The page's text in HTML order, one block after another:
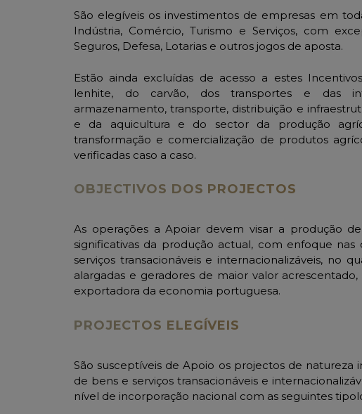
São elegíveis os investimentos de empresas em
Indústria, Comércio, Turismo e Serviços, com
Seguros, Defesa, Lotarias e outros jogos de aposta.
Estão ainda excluídas de acesso a estes
lenhite, do carvão, dos transportes e das
armazenamento, transporte, distribuição e
e da aquicultura e do sector da produção
transformação e comercialização de produtos
verificadas caso a caso.
OBJECTIVOS DOS PROJECTOS
As operações a Apoiar devem visar a produção
significativas da produção actual, com enfoque
serviços transacionáveis e internacionalizáveis, no
alargadas e geradores de maior valor
exportadora da economia portuguesa.
PROJECTOS ELEGÍVEIS
São susceptíveis de Apoio os projectos de natureza
de bens e serviços transacionáveis e
nível de incorporação nacional com as seguintes